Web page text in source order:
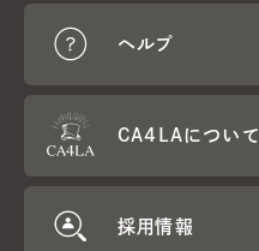
ヘルプ
CA4LAについて
採用情報